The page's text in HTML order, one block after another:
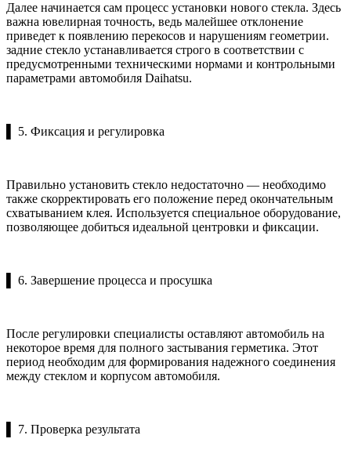
Далее начинается сам процесс установки нового стекла. Здесь
важна ювелирная точность, ведь малейшее отклонение
приведет к появлению перекосов и нарушениям геометрии.
задние стекло устанавливается строго в соответствии с
предусмотренными техническими нормами и контрольными
параметрами автомобиля Daihatsu.
▌ 5. Фиксация и регулировка
Правильно установить стекло недостаточно — необходимо
также скорректировать его положение перед окончательным
схватыванием клея. Используется специальное оборудование,
позволяющее добиться идеальной центровки и фиксации.
▌ 6. Завершение процесса и просушка
После регулировки специалисты оставляют автомобиль на
некоторое время для полного застывания герметика. Этот
период необходим для формирования надежного соединения
между стеклом и корпусом автомобиля.
▌ 7. Проверка результата